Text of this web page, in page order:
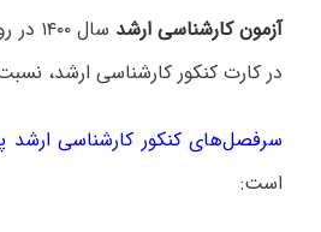
آزمون کارشناسی ارشد
در کارت کنکور کارشناسی ارشد،
سرفصل‌های کنکور کارشناسی ارشد
است: